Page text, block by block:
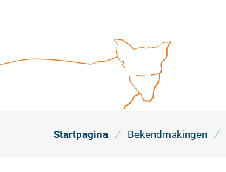
Startpagina Bekendmakingen